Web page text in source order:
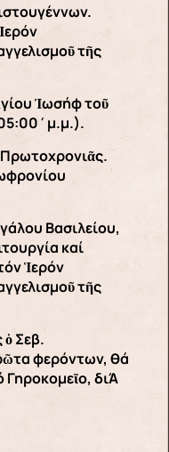
τῆς
Ἰωσήφ τοῦ
Βασιλείου,
καί
Ἱερόν
τῆς
Σεβ.
φερόντων, θά
Γηροκομεῖο, διΆ